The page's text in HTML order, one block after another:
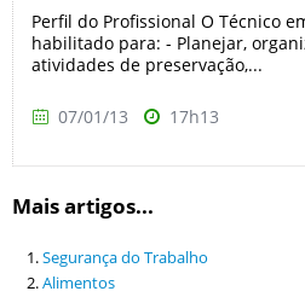
Perfil do Profissional O Técnico
habilitado para: - Planejar,
atividades de preservação,...
07/01/13 17h13
Mais artigos...
Segurança do Trabalho
Alimentos